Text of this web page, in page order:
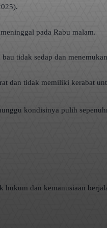
pada Rabu malam.
tidak sedap dan
dan tidak memiliki kerabat
kondisinya pulih
hukum dan kemanusiaan